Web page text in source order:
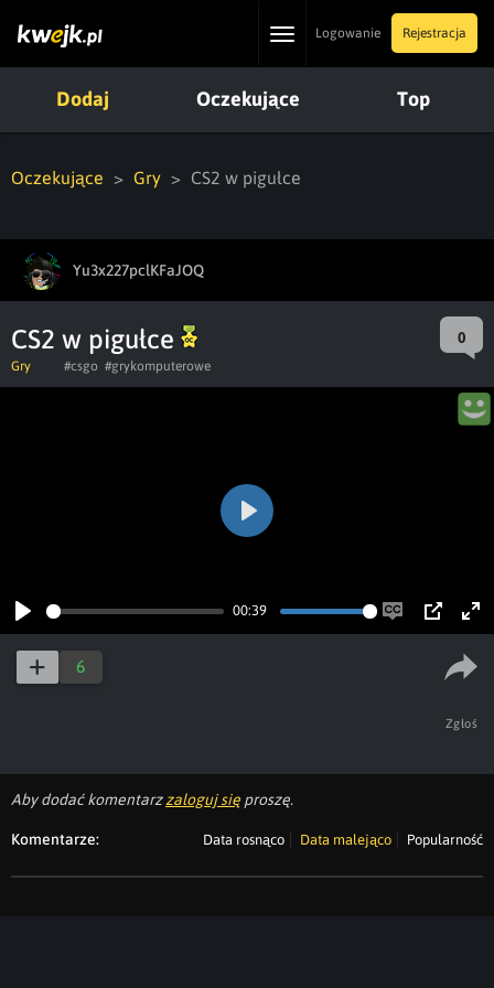
ToggleLogowanie Rejestracja
Dodaj Oczekujące Top
Oczekujące Gry CS2 w pigułce
Yu3x227pclKFaJOQ
CS2 w pigułce 0
Gry #csgo #grykomputerowe
Play
00:39
EnablePIP
Play
6
Zgłoś
Aby dodać komentarzzaloguj się proszę.
Komentarze: Data rosnąco Data malejąco Popularność